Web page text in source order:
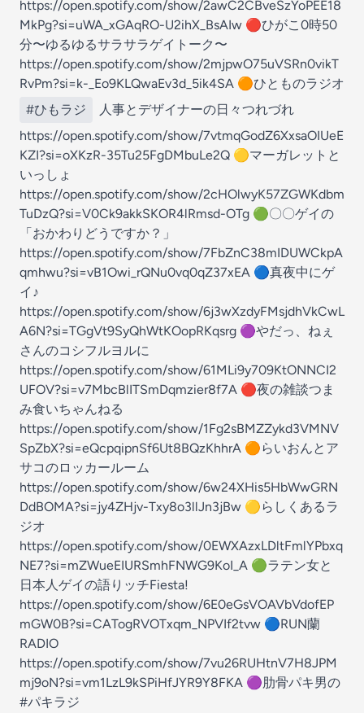
https://open.spotify.com/show/2awC2CBveSzYoPEE18
MkPg?si=uWA_xGAqRO-U2ihX_BsAIw 🔴ひがこ0時50
分〜ゆるゆるサラサラゲイトーク〜
https://open.spotify.com/show/2mjpwO75uVSRn0vikT
RvPm?si=k-_Eo9KLQwaEv3d_5ik4SA 🟠ひとものラジオ
#ひもラジ
人事とデザイナーの日々つれづれ
https://open.spotify.com/show/7vtmqGodZ6XxsaOIUeE
KZI?si=oXKzR-35Tu25FgDMbuLe2Q 🟡マーガレットと
いっしょ
https://open.spotify.com/show/2cHOlwyK57ZGWKdbm
TuDzQ?si=V0Ck9akkSKOR4lRmsd-OTg 🟢〇〇ゲイの
「おかわりどうですか？」
https://open.spotify.com/show/7FbZnC38mIDUWCkpA
qmhwu?si=vB1Owi_rQNu0vq0qZ37xEA 🔵真夜中にゲ
イ♪
https://open.spotify.com/show/6j3wXzdyFMsjdhVkCwL
A6N?si=TGgVt9SyQhWtKOopRKqsrg 🟣やだっ、ねぇ
さんのコシフルヨルに
https://open.spotify.com/show/61MLi9y709KtONNCI2
UFOV?si=v7MbcBlITSmDqmzier8f7A 🔴夜の雑談つま
み食いちゃんねる
https://open.spotify.com/show/1Fg2sBMZZykd3VMNV
SpZbX?si=eQcpqipnSf6Ut8BQzKhhrA 🟠らいおんとア
サコのロッカールーム
https://open.spotify.com/show/6w24XHis5HbWwGRN
DdBOMA?si=jy4ZHjv-Txy8o3llJn3jBw 🟡らしくあるラ
ジオ
https://open.spotify.com/show/0EWXAzxLDltFmlYPbxq
NE7?si=mZWueEIURSmhFNWG9KoI_A 🟢ラテン女と
日本人ゲイの語りッチFiesta!
https://open.spotify.com/show/6E0eGsVOAVbVdofEP
mGW0B?si=CATogRVOTxqm_NPVIf2tvw 🔵RUN蘭
RADIO
https://open.spotify.com/show/7vu26RUHtnV7H8JPM
mj9oN?si=vm1LzL9kSPiHfJYR9Y8FKA 🟣肋骨パキ男の
#パキラジ